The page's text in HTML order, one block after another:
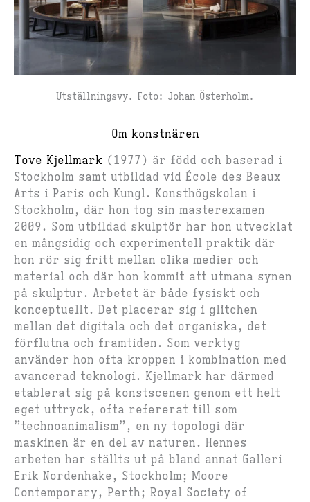
Utställningsvy. Foto: Johan Österholm.
Om konstnären
Tove Kjellmark (1977) är född och baserad i
Stockholm samt utbildad vid École des Beaux
Arts i Paris och Kungl. Konsthögskolan i
Stockholm, där hon tog sin masterexamen
2009. Som utbildad skulptör har hon utvecklat
en mångsidig och experimentell praktik där
hon rör sig fritt mellan olika medier och
material och där hon kommit att utmana synen
på skulptur. Arbetet är både fysiskt och
konceptuellt. Det placerar sig i glitchen
mellan det digitala och det organiska, det
förflutna och framtiden. Som verktyg
använder hon ofta kroppen i kombination med
avancerad teknologi. Kjellmark har därmed
etablerat sig på konstscenen genom ett helt
eget uttryck, ofta refererat till som
”technoanimalism”, en ny topologi där
maskinen är en del av naturen. Hennes
arbeten har ställts ut på bland annat Galleri
Erik Nordenhake, Stockholm; Moore
Contemporary, Perth; Royal Society of